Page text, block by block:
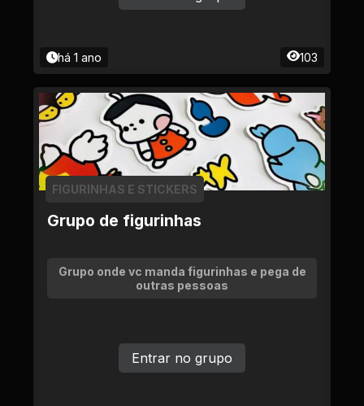
há 1 ano 103
Grupo de figurinhas
FIGURINHAS E STICKERS
Grupo onde vc manda figurinhas e pega de
outras pessoas
Entrar no grupo